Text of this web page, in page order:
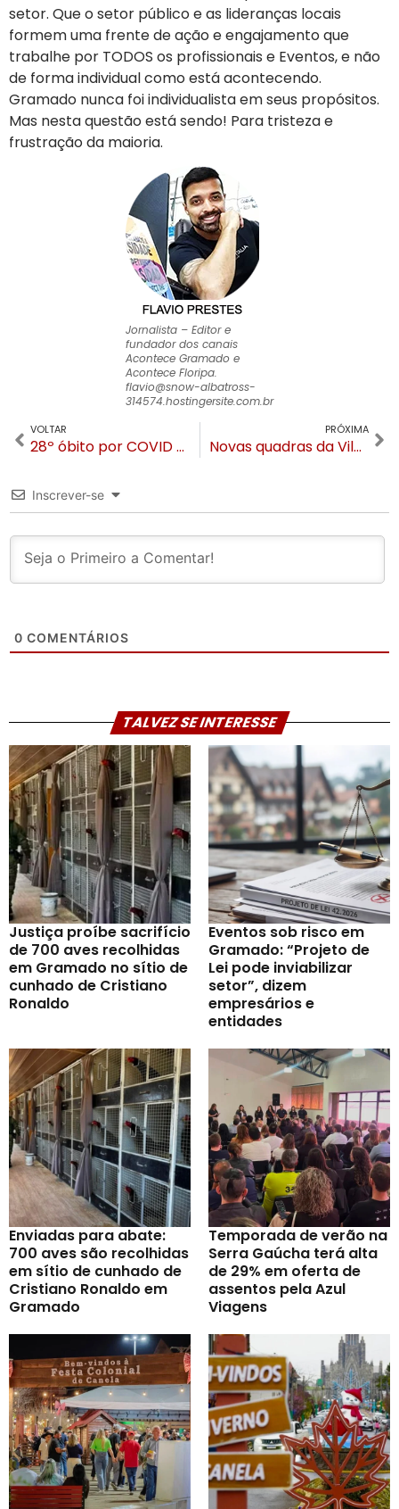
setor. Que o setor público e as lideranças locais
formem uma frente de ação e engajamento que
trabalhe por TODOS os profissionais e Eventos, e não
de forma individual como está acontecendo.
Gramado nunca foi individualista em seus propósitos.
Mas nesta questão está sendo! Para tristeza e
frustração da maioria.
Jornalista – Editor e
fundador dos canais
Acontece Gramado e
Acontece Floripa.
flavio@snow-albatross-
314574.hostingersite.com.br
VOLTAR
28º óbito por COVID é registrado na noite desta sexta-feira em Gramado
PRÓXIMA
Novas quadras da Vila Olímpica da Várzea Grande são vandalizadas
Inscrever-se
0 COMENTÁRIOS
TALVEZ SE INTERESSE
Justiça proíbe sacrifício
de 700 aves recolhidas
em Gramado no sítio de
cunhado de Cristiano
Ronaldo
Eventos sob risco em
Gramado: “Projeto de
Lei pode inviabilizar
setor”, dizem
empresários e
entidades
Enviadas para abate:
700 aves são recolhidas
em sítio de cunhado de
Cristiano Ronaldo em
Gramado
Temporada de verão na
Serra Gaúcha terá alta
de 29% em oferta de
assentos pela Azul
Viagens